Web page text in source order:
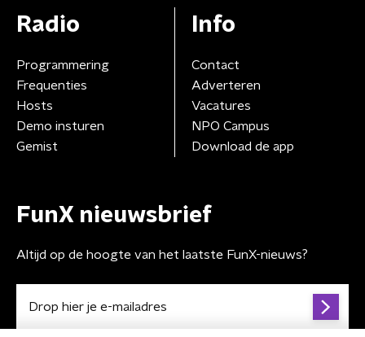
Radio
Programmering
Frequenties
Hosts
Demo insturen
Gemist
Info
Contact
Adverteren
Vacatures
NPO Campus
Download de app
FunX nieuwsbrief
Altijd op de hoogte van het laatste FunX-nieuws?